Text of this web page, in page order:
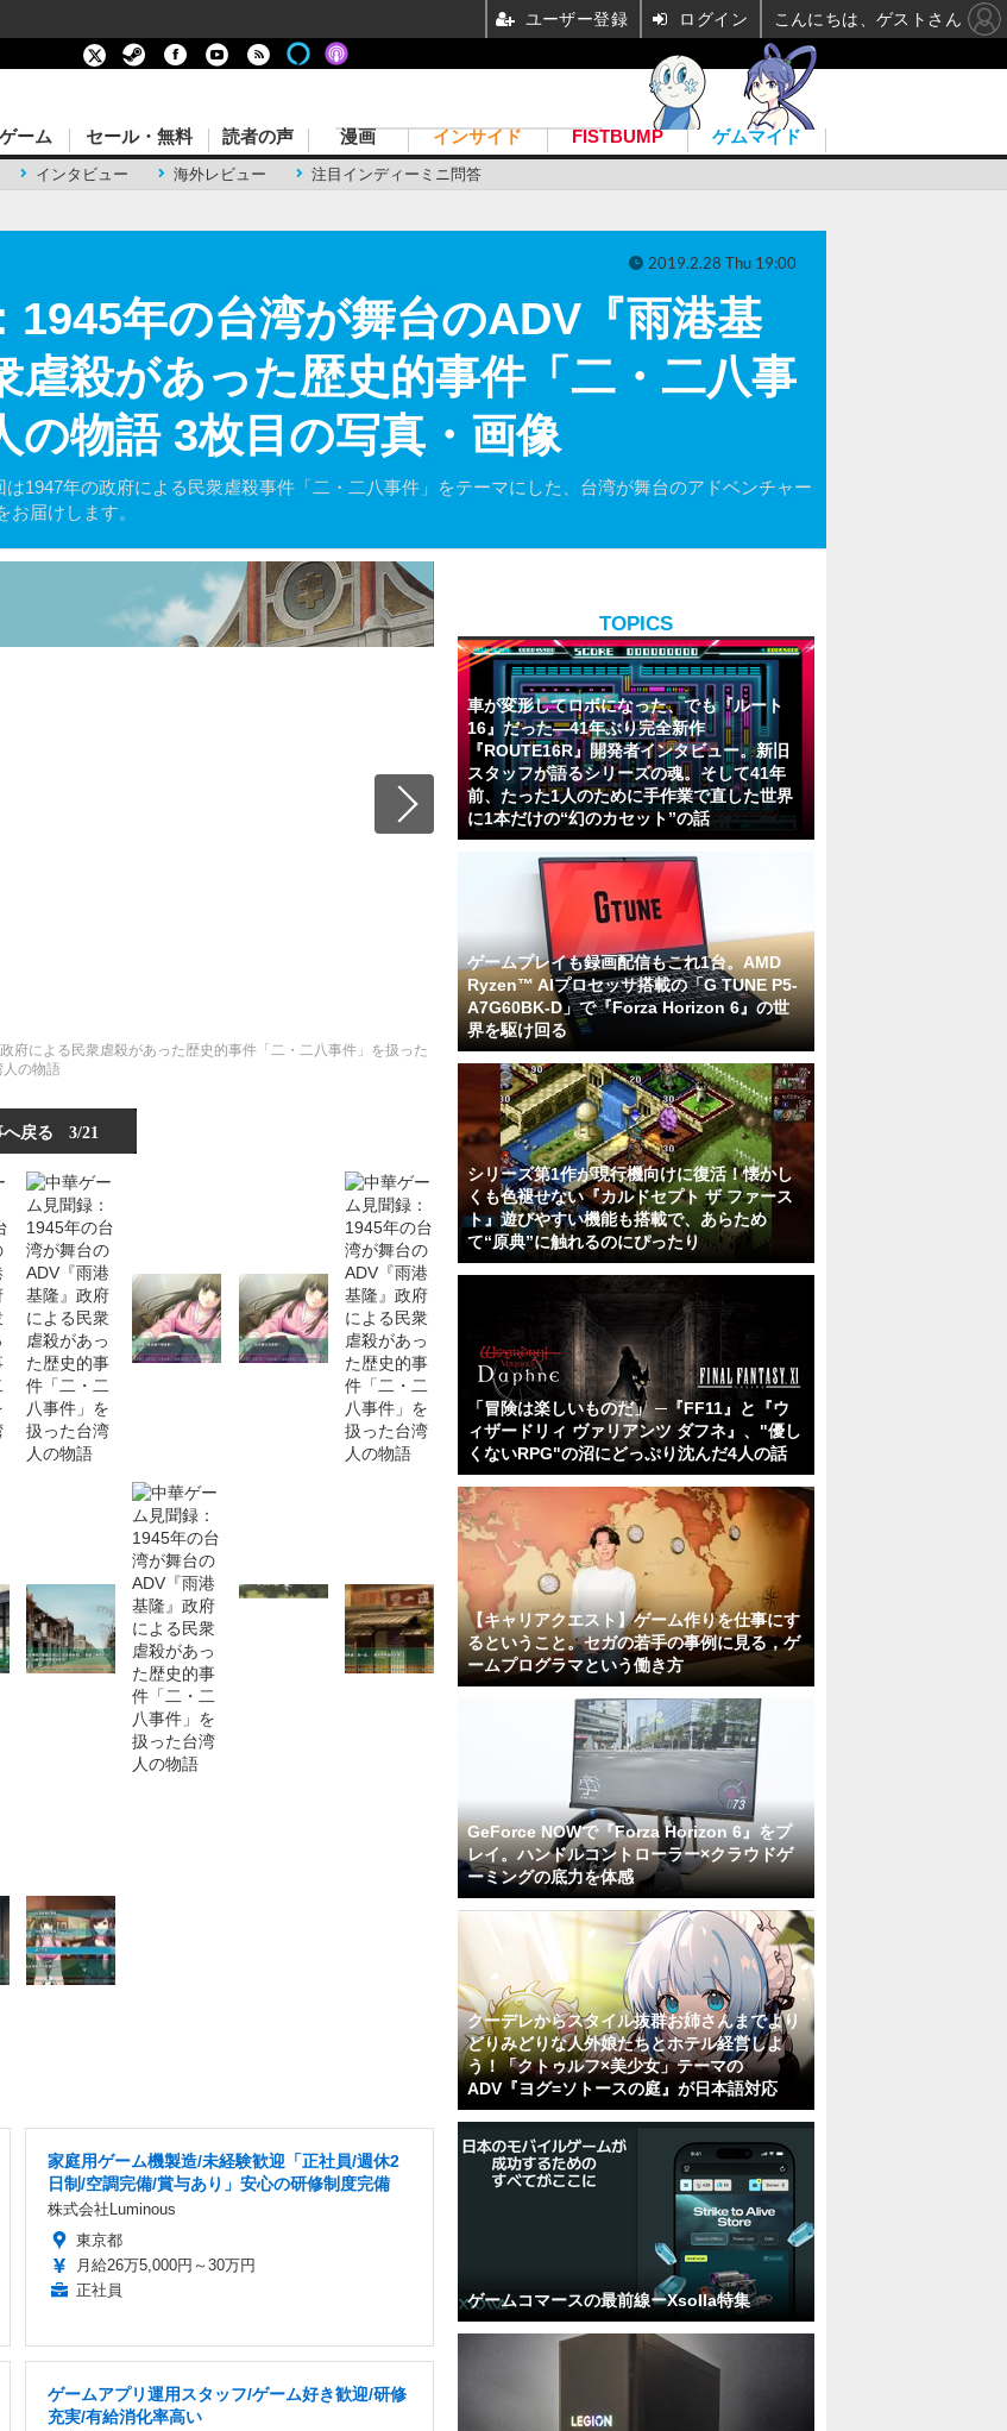
インタビュー 海外レビュー 注目インディーミニ問答
ーム セール・無料 読者の声 漫画 インサイド FISTBUMP ゲムマイド
1945年の台湾が舞台のADV『雨港基
虐殺があった歴史的事件「二・二八事
の物語 3枚目の写真・画像
は1947年の政府による民衆虐殺事件「二・二八事件」をテーマにした、台湾が舞台のアドベンチャー
届けします。
2019.2.28 Thu 19:00
府による民衆虐殺があった歴史的事件「二・二八事件」を扱った
人の物語
家庭用ゲーム機製造/未経験歓迎「正社員/週休2
日制/空調完備/賞与あり」安心の研修制度完備
ゲームアプリ運用スタッフ/ゲーム好き歓迎/研修
Sponsored by
TOPICS
車が変形してロボになった、でも『ルート
16』だった―41年ぶり完全新作
『ROUTE16R』開発者インタビュー。新旧
スタッフが語るシリーズの魂。そして41年
前、たった1人のために手作業で直した世界
に1本だけの“幻のカセット”の話
ゲームプレイも録画配信もこれ1台。AMD
Ryzen™ AIプロセッサ搭載の「G TUNE P5-
A7G60BK-D」で『Forza Horizon 6』の世
界を駆け回る
シリーズ第1作が現行機向けに復活！懐かし
くも色褪せない『カルドセプト ザ ファース
ト』遊びやすい機能も搭載で、あらため
て“原典”に触れるのにぴったり
「冒険は楽しいものだ」 ─『FF11』と『ウ
ィザードリィ ヴァリアンツ ダフネ』、"優し
くないRPG"の沼にどっぷり沈んだ4人の話
【キャリアクエスト】ゲーム作りを仕事にす
るということ。セガの若手の事例に見る，ゲ
ームプログラマという働き方
GeForce NOWで『Forza Horizon 6』をプ
レイ。ハンドルコントローラー×クラウドゲ
ーミングの底力を体感
クーデレからスタイル抜群お姉さんまでより
どりみどりな人外娘たちとホテル経営しよ
う！「クトゥルフ×美少女」テーマの
ADV『ヨグ=ソトースの庭』が日本語対応
ゲームコマースの最前線ーXsolla特集
ユーザー登録 ログイン こんにちは、ゲストさん